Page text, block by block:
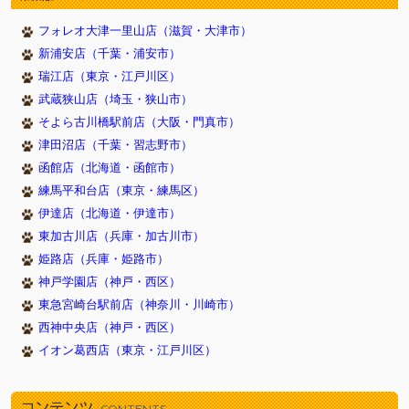
2026/05/23
新しく８頭やってきました！（津田沼店）
2026/05/16 新しく１１頭やってきました！（武蔵狭山店）
2026/05/16新しく６頭やってきました！（津田沼店）
2026/05/16 新しく７頭やってきました！（イオン葛西店）
2026/05/09新しく７頭やってきました！（武蔵狭山店）
2026/05/09新しく８頭やってきました！（新浦安店）
2026/05/09新しく８頭やってきました！（イオン葛西店）
2026/05/02新しく９頭やってきました！（武蔵狭山店）
2026/05/02新しく９頭やってきました！（瑞江店）
2026/05/02新しく５頭やってきました！（新浦安店）
2026/04/26新しく９頭やってきました！（武蔵狭山店）
2026/04/26 新しく６頭やってきました！（津田沼店）
フォレオ大津一里山店（滋賀・大津市）
新浦安店（千葉・浦安市）
瑞江店（東京・江戸川区）
武蔵狭山店（埼玉・狭山市）
そよら古川橋駅前店（大阪・門真市）
津田沼店（千葉・習志野市）
函館店（北海道・函館市）
練馬平和台店（東京・練馬区）
伊達店（北海道・伊達市）
東加古川店（兵庫・加古川市）
姫路店（兵庫・姫路市）
神戸学園店（神戸・西区）
東急宮崎台駅前店（神奈川・川崎市）
西神中央店（神戸・西区）
イオン葛西店（東京・江戸川区）